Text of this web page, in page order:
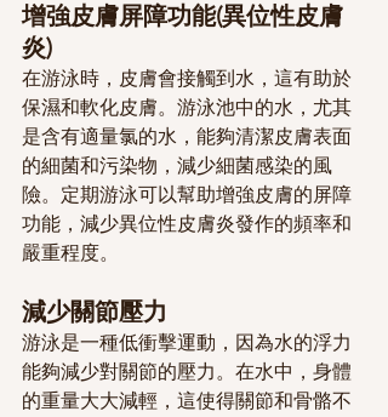
增強皮膚屏障功能(異位性皮膚
炎)
在游泳時，皮膚會接觸到水，這有助於
保濕和軟化皮膚。游泳池中的水，尤其
是含有適量氯的水，能夠清潔皮膚表面
的細菌和污染物，減少細菌感染的風
險。定期游泳可以幫助增強皮膚的屏障
功能，減少異位性皮膚炎發作的頻率和
嚴重程度。
減少關節壓力
游泳是一種低衝擊運動，因為水的浮力
能夠減少對關節的壓力。在水中，身體
的重量大大減輕，這使得關節和骨骼不